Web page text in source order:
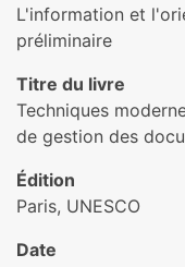
L'information et
préliminaire
Titre du livre
Techniques
de gestion des
Édition
Paris, UNESCO
Date